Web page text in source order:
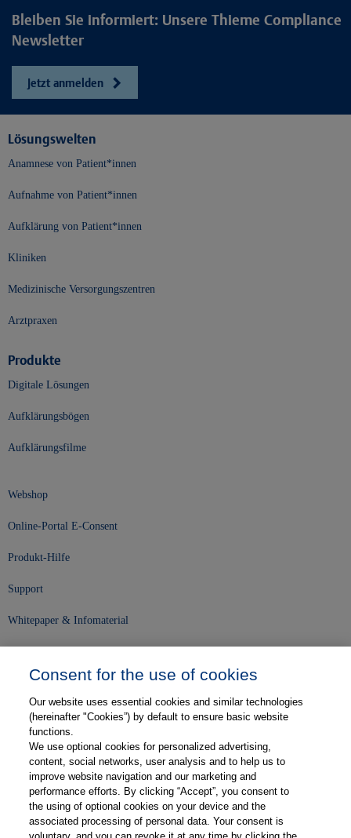
Bleiben Sie informiert: Unsere Thieme Compliance
Newsletter
Jetzt anmelden
Lösungswelten
Anamnese von Patient*innen
Aufnahme von Patient*innen
Aufklärung von Patient*innen
Kliniken
Medizinische Versorgungszentren
Arztpraxen
Produkte
Digitale Lösungen
Aufklärungsbögen
Aufklärungsfilme
Webshop
Online-Portal E-Consent
Produkt-Hilfe
Support
Whitepaper & Infomaterial
Karriere
Kontakt
Web-Semniare
Anwenderberichte
Consent for the use of cookies
Our website uses essential cookies and similar technologies
(hereinafter "Cookies”) by default to ensure basic website
functions.
We use optional cookies for personalized advertising,
content, social networks, user analysis and to help us to
improve website navigation and our marketing and
performance efforts. By clicking “Accept”, you consent to
the using of optional cookies on your device and the
associated processing of personal data. Your consent is